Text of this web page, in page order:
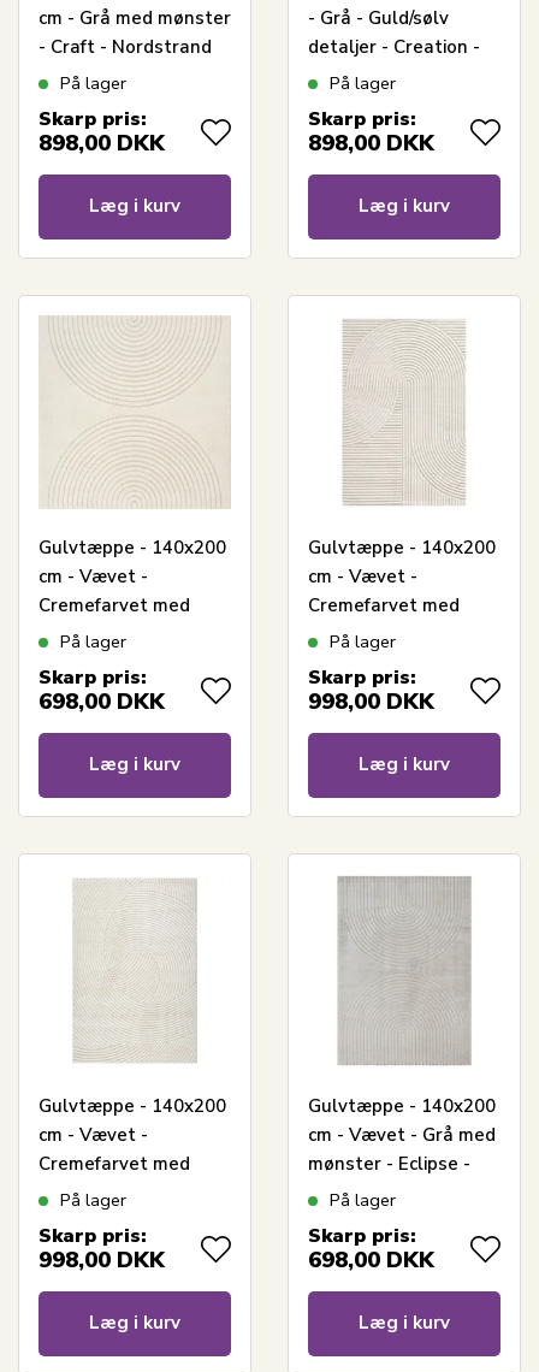
cm - Grå med mønster
- Craft - Nordstrand
Home
På lager
Skarp pris:
898,00 DKK
Læg i kurv
- Grå - Guld/sølv
detaljer - Creation -
Nordstrand Home
På lager
Skarp pris:
898,00 DKK
Læg i kurv
Gulvtæppe - 140x200
cm - Vævet -
Cremefarvet med
mønster - Eclipse -
På lager
Skarp pris:
698,00 DKK
Læg i kurv
Gulvtæppe - 140x200
cm - Vævet -
Cremefarvet med
mønster - Elio -
På lager
Skarp pris:
998,00 DKK
Læg i kurv
Gulvtæppe - 140x200
cm - Vævet -
Cremefarvet med
mønster - Elio -
På lager
Skarp pris:
998,00 DKK
Læg i kurv
Gulvtæppe - 140x200
cm - Vævet - Grå med
mønster - Eclipse -
Nordstrand Home
På lager
Skarp pris:
698,00 DKK
Læg i kurv